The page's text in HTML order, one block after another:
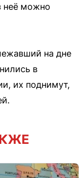
неё можно
на дне
в
их поднимут,